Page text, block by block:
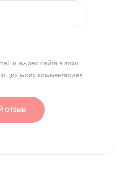
и адрес сайта в этом
моих комментариев.
ОТЗЫВ